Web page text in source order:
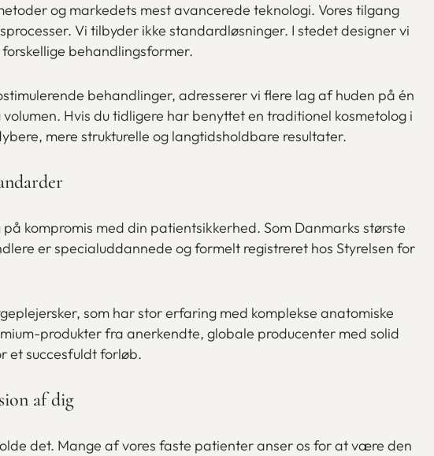
og markedets mest avancerede teknologi. Vores tilgang
Vi tilbyder ikke standardløsninger. I stedet designer vi
behandlingsformer.
behandlinger, adresserer vi flere lag af huden på én
Hvis du tidligere har benyttet en traditionel kosmetolog i
mere strukturelle og langtidsholdbare resultater.
kompromis med din patientsikkerhed. Som Danmarks største
er specialuddannede og formelt registreret hos Styrelsen for
som har stor erfaring med komplekse anatomiske
produkter fra anerkendte, globale producenter med solid
et succesfuldt forløb.
af dig
det. Mange af vores faste patienter anser os for at være den